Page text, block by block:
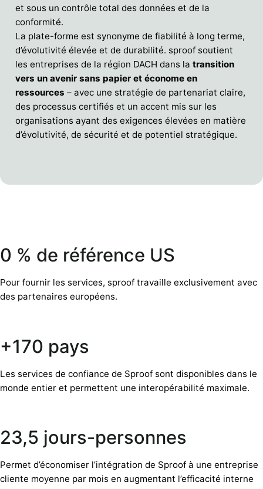
et sous un contrôle total des données et de la
conformité.
La plate-forme est synonyme de fiabilité à long terme,
d’évolutivité élevée et de durabilité. sproof soutient
les entreprises de la région DACH dans la transition
vers un avenir sans papier et économe en
ressources – avec une stratégie de partenariat claire,
des processus certifiés et un accent mis sur les
organisations ayant des exigences élevées en matière
d’évolutivité, de sécurité et de potentiel stratégique.
0 % de référence US
Pour fournir les services, sproof travaille exclusivement avec
des partenaires européens.
+170 pays
Les services de confiance de Sproof sont disponibles dans le
monde entier et permettent une interopérabilité maximale.
23,5 jours-personnes
Permet d’économiser l’intégration de Sproof à une entreprise
cliente moyenne par mois en augmentant l’efficacité interne